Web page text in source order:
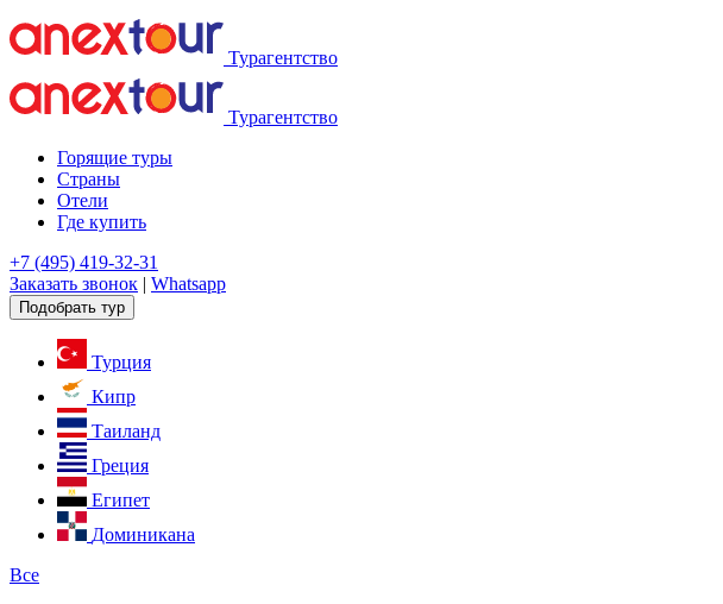
Турагентство
Турагентство
Горящие туры
Страны
Отели
Где купить
+7 (495) 419-32-31
Заказать звонок | Whatsapp
Подобрать тур
Турция
Кипр
Таиланд
Греция
Египет
Доминикана
Все